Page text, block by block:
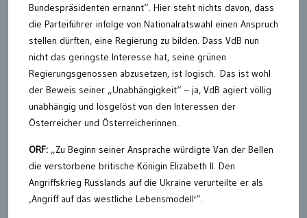
Bundespräsidenten ernannt“. Hier steht nichts davon, dass
die Parteiführer infolge von Nationalratswahl einen Anspruch
stellen dürften, eine Regierung zu bilden. Dass VdB nun
nicht das geringste Interesse hat, seine grünen
Regierungsgenossen abzusetzen, ist logisch. Das ist wohl
der Beweis seiner „Unabhängigkeit“ – ja, VdB agiert völlig
unabhängig und losgelöst von den Interessen der
Österreicher und Österreicherinnen.
ORF: „Zu Beginn seiner Ansprache würdigte Van der Bellen
die verstorbene britische Königin Elizabeth II. Den
Angriffskrieg Russlands auf die Ukraine verurteilte er als
‚Angriff auf das westliche Lebensmodell'“.